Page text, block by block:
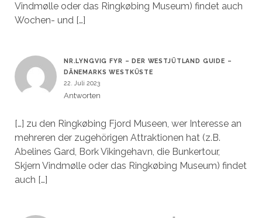
Vindmølle oder das Ringkøbing Museum) findet auch
Wochen- und […]
NR.LYNGVIG FYR – DER WESTJÜTLAND GUIDE –
DÄNEMARKS WESTKÜSTE
22. Juli 2023
Antworten
[…] zu den Ringkøbing Fjord Museen, wer Interesse an
mehreren der zugehörigen Attraktionen hat (z.B.
Abelines Gard, Bork Vikingehavn, die Bunkertour,
Skjern Vindmølle oder das Ringkøbing Museum) findet
auch […]